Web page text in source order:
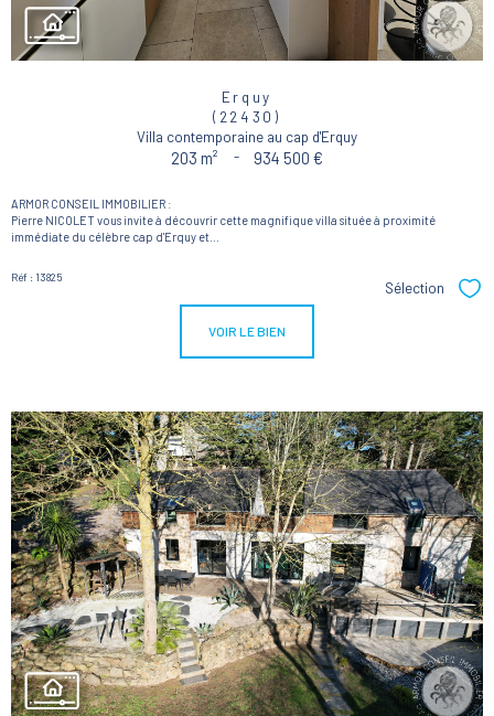
Erquy
(22430)
Villa contemporaine au cap d'Erquy
203 m² - 934 500 €
ARMOR CONSEIL IMMOBILIER :
Pierre NICOLET vous invite à découvrir cette magnifique villa située à proximité
immédiate du célèbre cap d'Erquy et...
Réf : 13825
Sélection
VOIR LE BIEN